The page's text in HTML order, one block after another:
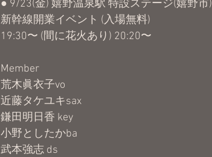
● 9/23(金) 嬉野温泉駅 特設ステージ(嬉野市)
新幹線開業イベント (入場無料)
19:30〜 (間に花火あり) 20:20〜
Member
荒木眞衣子vo
近藤タケユキsax
鎌田明日香 key
小野としたかba
武本強志 ds